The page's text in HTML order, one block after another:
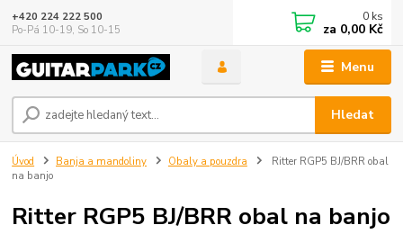
Menu
Hledat
+420 224 222 500
Po-Pá 10-19, So 10-15
0 ks
za 0,00 Kč
Úvod Banja a mandoliny Obaly a pouzdra
Ritter RGP5 BJ/BRR obal
na banjo
Ritter RGP5 BJ/BRR obal na banjo